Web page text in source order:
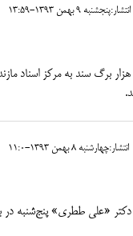
انتشار:پنجشنبه 9 بهمن 1393-13:59
برگ سند به مرکز اسناد
انتشار:چهارشنبه 8 بهمن 1393-11:0
دکتر «علی ططری» پنج‌شنبه در